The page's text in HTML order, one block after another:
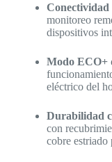
monitoreo
dispositivos
Modo ECO+
eléctrico del
Durabilidad
con
cobre estriado